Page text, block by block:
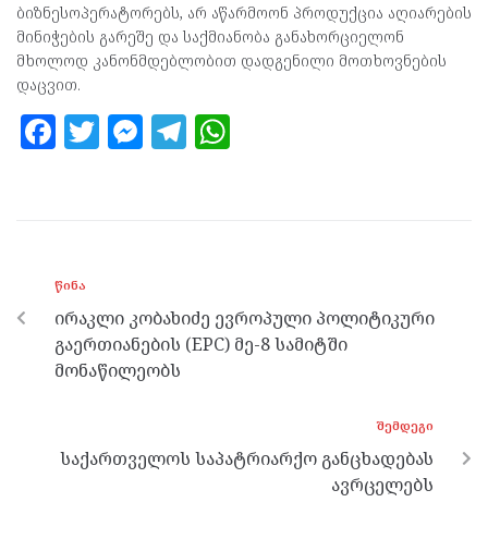
ბიზნესოპერატორებს, არ აწარმოონ პროდუქცია აღიარების
მინიჭების გარეშე და საქმიანობა განახორციელონ
მხოლოდ კანონმდებლობით დადგენილი მოთხოვნების
დაცვით.
F
o
o
k
T M
er
T
m p
p
ᲬᲘᲜᲐ
ირაკლი კობახიძე ევროპული პოლიტიკური
გაერთიანების (EPC) მე-8 სამიტში
მონაწილეობს
ᲨᲔᲛᲓᲔᲒᲘ
საქართველოს საპატრიარქო განცხადებას
ავრცელებს